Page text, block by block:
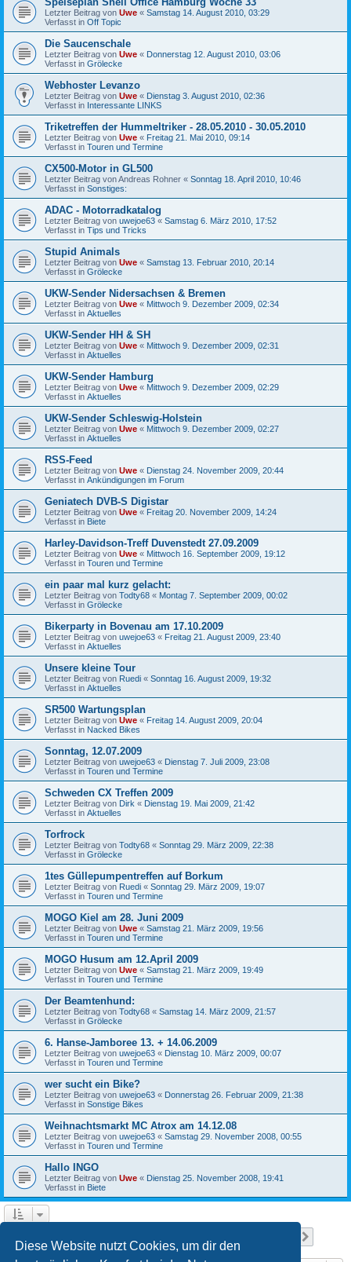
Diese Website nutzt Cookies, um dir den
Letzter Beitrag von Uwe « Samstag 14. August 2010, 03:29
Verfasst in Off Topic
Die Saucenschale
Letzter Beitrag von Uwe « Donnerstag 12. August 2010, 03:06
Verfasst in Grölecke
Webhoster Levanzo
Letzter Beitrag von Uwe « Dienstag 3. August 2010, 02:36
Verfasst in Interessante LINKS
Triketreffen der Hummeltriker - 28.05.2010 - 30.05.2010
Letzter Beitrag von Uwe « Freitag 21. Mai 2010, 09:14
Verfasst in Touren und Termine
CX500-Motor in GL500
Letzter Beitrag vonAndreas Rohner « Sonntag 18. April 2010, 10:46
Verfasst in Sonstiges:
ADAC - Motorradkatalog
Letzter Beitrag von uwejoe63 « Samstag 6. März 2010, 17:52
Verfasst in Tips und Tricks
Stupid Animals
Letzter Beitrag von Uwe « Samstag 13. Februar 2010, 20:14
Verfasst in Grölecke
UKW-Sender Nidersachsen & Bremen
Letzter Beitrag von Uwe « Mittwoch 9. Dezember 2009, 02:34
Verfasst in Aktuelles
UKW-Sender HH & SH
Letzter Beitrag von Uwe « Mittwoch 9. Dezember 2009, 02:31
Verfasst in Aktuelles
UKW-Sender Hamburg
Letzter Beitrag von Uwe « Mittwoch 9. Dezember 2009, 02:29
Verfasst in Aktuelles
UKW-Sender Schleswig-Holstein
Letzter Beitrag von Uwe « Mittwoch 9. Dezember 2009, 02:27
Verfasst in Aktuelles
RSS-Feed
Letzter Beitrag von Uwe « Dienstag 24. November 2009, 20:44
Verfasst in Ankündigungen im Forum
Geniatech DVB-S Digistar
Letzter Beitrag von Uwe « Freitag 20. November 2009, 14:24
Verfasst in Biete
Harley-Davidson-Treff Duvenstedt 27.09.2009
Letzter Beitrag von Uwe « Mittwoch 16. September 2009, 19:12
Verfasst in Touren und Termine
ein paar mal kurz gelacht:
Letzter Beitrag von Todty68 « Montag 7. September 2009, 00:02
Verfasst in Grölecke
Bikerparty in Bovenau am 17.10.2009
Letzter Beitrag von uwejoe63 « Freitag 21. August 2009, 23:40
Verfasst in Aktuelles
Unsere kleine Tour
Letzter Beitrag von Ruedi « Sonntag 16. August 2009, 19:32
Verfasst in Aktuelles
SR500 Wartungsplan
Letzter Beitrag von Uwe « Freitag 14. August 2009, 20:04
Verfasst in Nacked Bikes
Sonntag, 12.07.2009
Letzter Beitrag von uwejoe63 « Dienstag 7. Juli 2009, 23:08
Verfasst in Touren und Termine
Schweden CX Treffen 2009
Letzter Beitrag von Dirk « Dienstag 19. Mai 2009, 21:42
Verfasst in Aktuelles
Torfrock
Letzter Beitrag von Todty68 « Sonntag 29. März 2009, 22:38
Verfasst in Grölecke
1tes Güllepumpentreffen auf Borkum
Letzter Beitrag von Ruedi « Sonntag 29. März 2009, 19:07
Verfasst in Touren und Termine
MOGO Kiel am 28. Juni 2009
Letzter Beitrag von Uwe « Samstag 21. März 2009, 19:56
Verfasst in Touren und Termine
MOGO Husum am 12.April 2009
Letzter Beitrag von Uwe « Samstag 21. März 2009, 19:49
Verfasst in Touren und Termine
Der Beamtenhund:
Letzter Beitrag von Todty68 « Samstag 14. März 2009, 21:57
Verfasst in Grölecke
6. Hanse-Jamboree 13. + 14.06.2009
Letzter Beitrag von uwejoe63 « Dienstag 10. März 2009, 00:07
Verfasst in Touren und Termine
wer sucht ein Bike?
Letzter Beitrag von uwejoe63 « Donnerstag 26. Februar 2009, 21:38
Verfasst in Sonstige Bikes
Weihnachtsmarkt MC Atrox am 14.12.08
Letzter Beitrag von uwejoe63 « Samstag 29. November 2008, 00:55
Verfasst in Touren und Termine
Hallo INGO
Letzter Beitrag von Uwe « Dienstag 25. November 2008, 19:41
Verfasst in Biete